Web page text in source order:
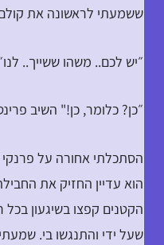
ששמעתי לראשונה את קולם
״יש לכם.. משהו ששייך..
״כן? כלומר, כן!" השיב
הסתכלתי אחורה על פרנקי
הוא עדיין החזיק את
הקטנים קפצו בשיגעון
שעל ידי והתנגשו בי.